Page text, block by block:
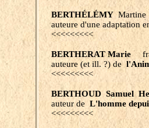
BERTHÉLÉMY Martine
auteure d'une adaptation
<<<<<<<<<
BERTHERAT Marie
auteure (et ill. ?) de
<<<<<<<<<
BERTHOUD Samuel
auteur de L'homme
<<<<<<<<<